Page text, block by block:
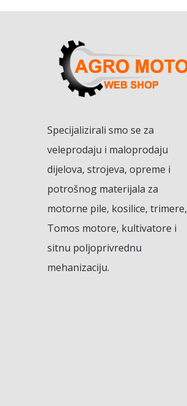
Specijalizirali smo se za
veleprodaju i maloprodaju
dijelova, strojeva, opreme i
potrošnog materijala za
motorne pile, kosilice, trimere,
Tomos motore, kultivatore i
sitnu poljoprivrednu
mehanizaciju.